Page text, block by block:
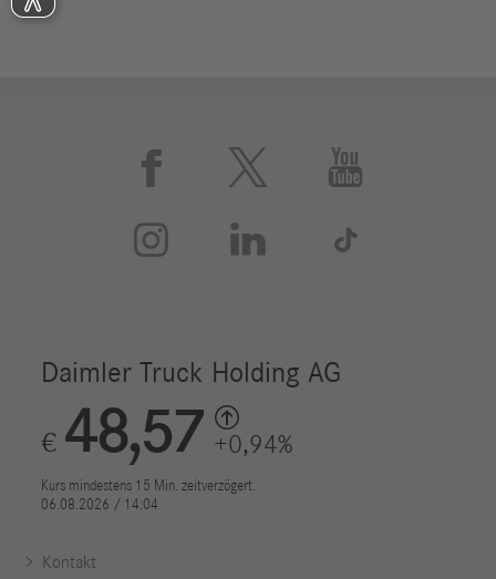
 


 
Kontakt